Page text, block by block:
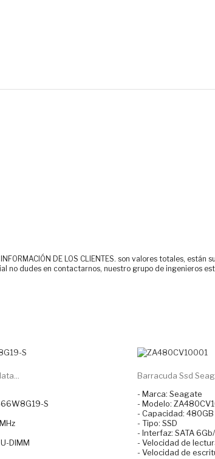
INFORMACIÓN DE LOS CLIENTES. son valores totales,
no dudes en contactarnos, nuestro grupo de ingenieros
S
DIMM
Barracuda Ssd
- Marca: Seagate
- Modelo:
- Capacidad: 480GB
- Tipo: SSD
- Interfaz: SATA
- Velocidad de
- Velocidad de